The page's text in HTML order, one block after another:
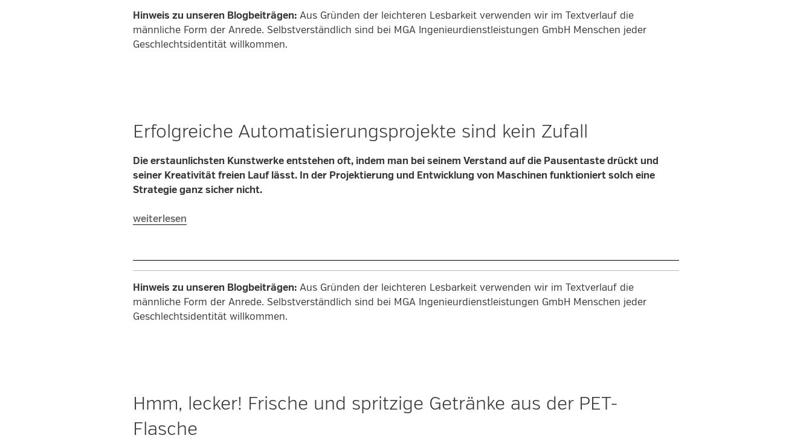
Hinweis zu unseren Blogbeiträgen: Aus Gründen der leichteren Lesbarkeit verwenden wir im Textverlauf die
männliche Form der Anrede. Selbstverständlich sind bei MGA Ingenieurdienstleistungen GmbH Menschen jeder
Geschlechtsidentität willkommen.
Erfolgreiche Automatisierungsprojekte sind kein Zufall
Die erstaunlichsten Kunstwerke entstehen oft, indem man bei seinem Verstand auf die Pausentaste drückt und
seiner Kreativität freien Lauf lässt. In der Projektierung und Entwicklung von Maschinen funktioniert solch eine
Strategie ganz sicher nicht.
„Erfolgreiche
kein
weiterlesen
Hinweis zu unseren Blogbeiträgen: Aus Gründen der leichteren Lesbarkeit verwenden wir im Textverlauf die
männliche Form der Anrede. Selbstverständlich sind bei MGA Ingenieurdienstleistungen GmbH Menschen jeder
Geschlechtsidentität willkommen.
Hmm, lecker! Frische und spritzige Getränke aus der PET-
Flasche